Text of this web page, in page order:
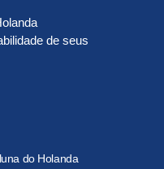
de seus
do Holanda